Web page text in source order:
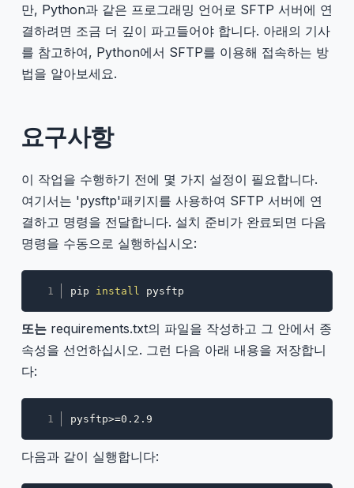
만, Python과 같은 프로그래밍 언어로 SFTP 서버에 연
결하려면 조금 더 깊이 파고들어야 합니다. 아래의 기사
를 참고하여, Python에서 SFTP를 이용해 접속하는 방
법을 알아보세요.
요구사항
이 작업을 수행하기 전에 몇 가지 설정이 필요합니다.
여기서는 'pysftp'패키지를 사용하여 SFTP 서버에 연
결하고 명령을 전달합니다. 설치 준비가 완료되면 다음
명령을 수동으로 실행하십시오:
pip install pysftp
또는requirements.txt의 파일을 작성하고 그 안에서 종
속성을 선언하십시오. 그런 다음 아래 내용을 저장합니
다:
pysftp>=0.2.9
다음과 같이 실행합니다: